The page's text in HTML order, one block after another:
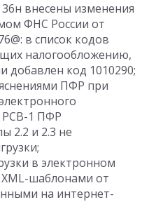
внесены изменения
ФНС России от
в список кодов
налогообложению,
добавлен код 1010290;
ПФР при
РСВ-1 ПФР
2.2 и 2.3 не
в электронном
XML-шаблонами от
на интернет-